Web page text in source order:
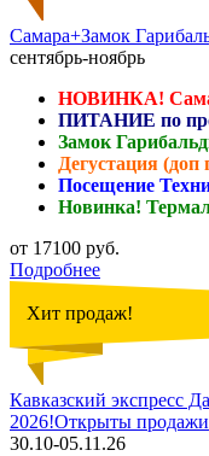
Самара+Замок
сентябрь-ноябрь
НОВИНКА!
ПИТАНИЕ по
Замок
Дегустация (доп
Посещение
Новинка!
от 17100 руб.
Подробнее
Хит продаж!
Кавказский экспресс
2026!Открыты продажи
30.10-05.11.26